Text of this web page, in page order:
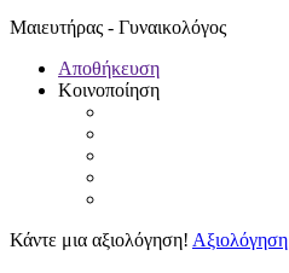
Μαιευτήρας - Γυναικολόγος
Αποθήκευση
Κοινοποίηση
Κάντε μια αξιολόγηση! Αξιολόγηση